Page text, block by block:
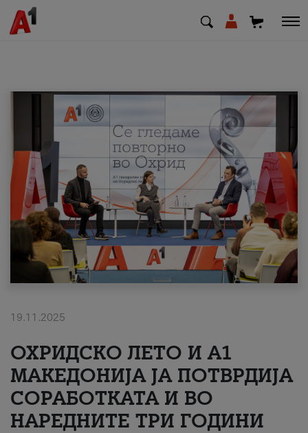
МК SQ
Приватни Деловни
Поддршка
Надополни кредит
#ПодобарОнлајн
19.11.2025
ОХРИДСКО ЛЕТО И A1
МАКЕДОНИЈА ЈА ПОТВРДИЈА
СОРАБОТКАТА И ВО
НАРЕДНИТЕ ТРИ ГОДИНИ